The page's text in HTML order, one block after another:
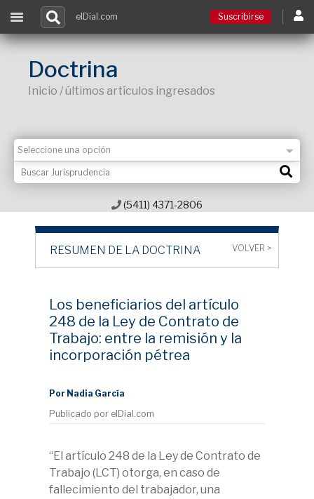
Contacto
elDial.com Suscribirse
Doctrina
Inicio / últimos artículos ingresados
(5411) 4371-2806
RESUMEN DE LA DOCTRINA VOLVER >
Los beneficiarios del artículo
248 de la Ley de Contrato de
Trabajo: entre la remisión y la
incorporación pétrea
Por Nadia García
Publicado por elDial.com
“El artículo 248 de la Ley de Contrato de
Trabajo (LCT) otorga, en caso de
fallecimiento del trabajador, una